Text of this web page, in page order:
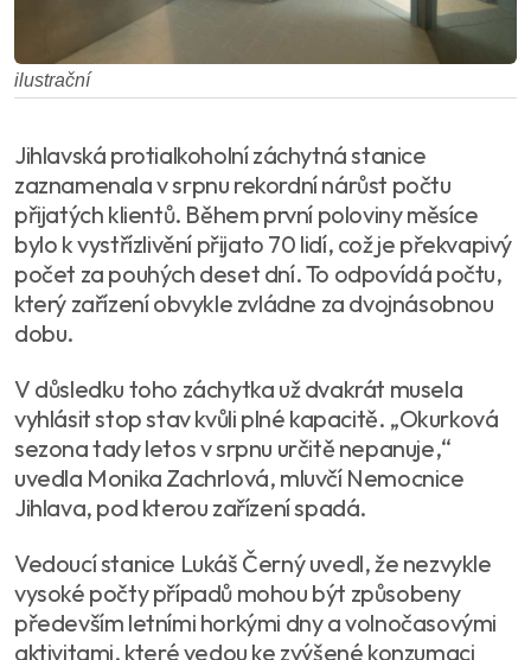
ilustrační
Jihlavská protialkoholní záchytná stanice
zaznamenala v srpnu rekordní nárůst počtu
přijatých klientů. Během první poloviny měsíce
bylo k vystřízlivění přijato 70 lidí, což je překvapivý
počet za pouhých deset dní. To odpovídá počtu,
který zařízení obvykle zvládne za dvojnásobnou
dobu.
V důsledku toho záchytka už dvakrát musela
vyhlásit stop stav kvůli plné kapacitě. „Okurková
sezona tady letos v srpnu určitě nepanuje,“
uvedla Monika Zachrlová, mluvčí Nemocnice
Jihlava, pod kterou zařízení spadá.
Vedoucí stanice Lukáš Černý uvedl, že nezvykle
vysoké počty případů mohou být způsobeny
především letními horkými dny a volnočasovými
aktivitami, které vedou ke zvýšené konzumaci